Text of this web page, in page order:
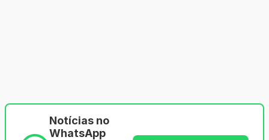
Notícias no
WhatsApp